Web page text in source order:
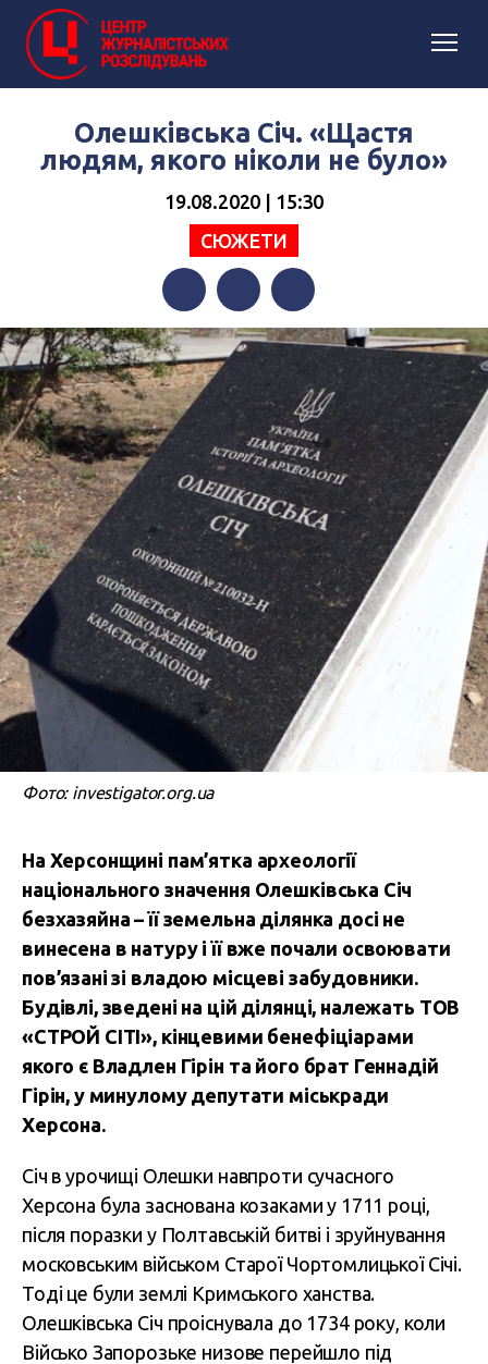
Олешківська Січ. «Щастя
людям, якого ніколи не було»
19.08.2020 | 15:30
СЮЖЕТИ
FacebookTwitterTelegram
Фото: investigator.org.ua
На Херсонщині пам’ятка археології
національного значення Олешківська Січ
безхазяйна – її земельна ділянка досі не
винесена в натуру і її вже почали освоювати
пов’язані зі владою місцеві забудовники.
Будівлі, зведені на цій ділянці, належать ТОВ
«СТРОЙ СІТІ», кінцевими бенефіціарами
якого є Владлен Гірін та його брат Геннадій
Гірін, у минулому депутати міськради
Херсона.
Січ в урочищі Олешки навпроти сучасного
Херсона була заснована козаками у 1711 році,
після поразки у Полтавській битві і зруйнування
московським військом Старої Чортомлицької Січі.
Тоді це були землі Кримського ханства.
Олешківська Січ проіснувала до 1734 року, коли
Військо Запорозьке низове перейшло під